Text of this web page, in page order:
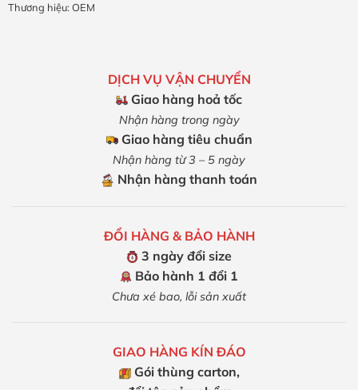
Thương hiệu: OEM
DỊCH VỤ VẬN CHUYỂN
Giao hàng hoả tốc
Nhận hàng trong ngày
Giao hàng tiêu chuẩn
Nhận hàng từ 3 – 5 ngày
Nhận hàng thanh toán
ĐỔI HÀNG & BẢO HÀNH
3 ngày đổi size
Bảo hành 1 đổi 1
Chưa xé bao, lỗi sản xuất
GIAO HÀNG KÍN ĐÁO
Gói thùng carton,